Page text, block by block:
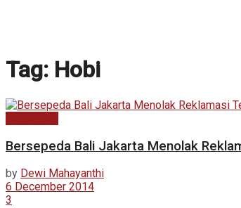
Tag: Hobi
Bersepeda Bali Jakarta Menolak
by Dewi Mahayanthi
6 December 2014
3